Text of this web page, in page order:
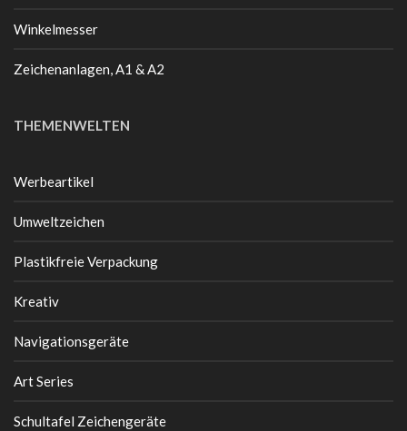
Winkelmesser
Zeichenanlagen, A1 & A2
THEMENWELTEN
Werbeartikel
Umweltzeichen
Plastikfreie Verpackung
Kreativ
Navigationsgeräte
Art Series
Schultafel Zeichengeräte